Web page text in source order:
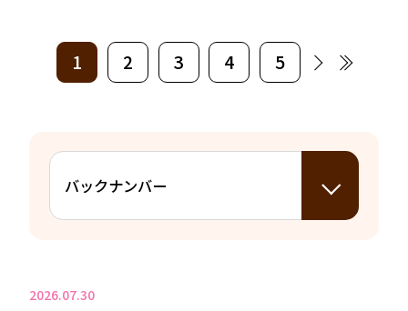
1 2 3 4 5
2026.07.30